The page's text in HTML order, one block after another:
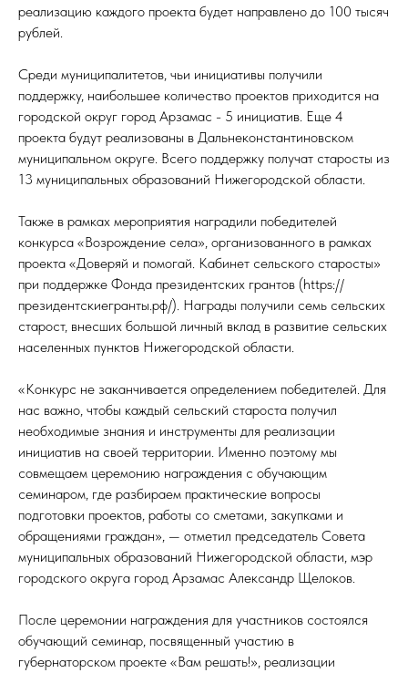
реализацию каждого проекта будет направлено до 100 тысяч
рублей.
Среди муниципалитетов, чьи инициативы получили
поддержку, наибольшее количество проектов приходится на
городской округ город Арзамас - 5 инициатив. Еще 4
проекта будут реализованы в Дальнеконстантиновском
муниципальном округе. Всего поддержку получат старосты из
13 муниципальных образований Нижегородской области.
Также в рамках мероприятия наградили победителей
конкурса «Возрождение села», организованного в рамках
проекта «Доверяй и помогай. Кабинет сельского старосты»
при поддержке Фонда президентских грантов (https://
президентскиегранты.рф/). Награды получили семь сельских
старост, внесших большой личный вклад в развитие сельских
населенных пунктов Нижегородской области.
«Конкурс не заканчивается определением победителей. Для
нас важно, чтобы каждый сельский староста получил
необходимые знания и инструменты для реализации
инициатив на своей территории. Именно поэтому мы
совмещаем церемонию награждения с обучающим
семинаром, где разбираем практические вопросы
подготовки проектов, работы со сметами, закупками и
обращениями граждан», — отметил председатель Совета
муниципальных образований Нижегородской области, мэр
городского округа город Арзамас Александр Щелоков.
После церемонии награждения для участников состоялся
обучающий семинар, посвященный участию в
губернаторском проекте «Вам решать!», реализации